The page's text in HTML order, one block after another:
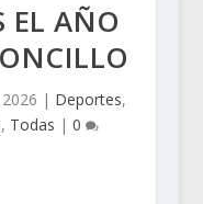
EL AÑO
| Deportes,
, Todas | 0